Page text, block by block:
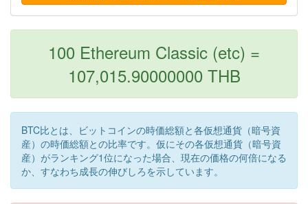
100 Ethereum Classic (etc) =
107,015.90000000 THB
BTC比とは、ビットコインの時価総額と各仮想通貨（暗号資
産）の時価総額との比率です。仮にその各仮想通貨（暗号資
産）がランキング1位になった場合、現在の価格の何倍になる
か、すなわち成長の伸びしろを示しています。